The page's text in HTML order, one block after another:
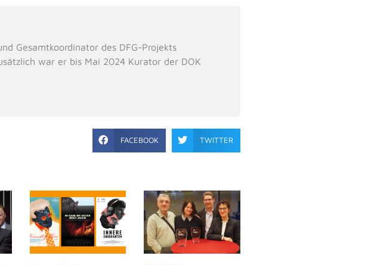
Gesamtkoordinator des DFG-Projekts
war er bis Mai 2024 Kurator der DOK
FACEBOOK TWITTER